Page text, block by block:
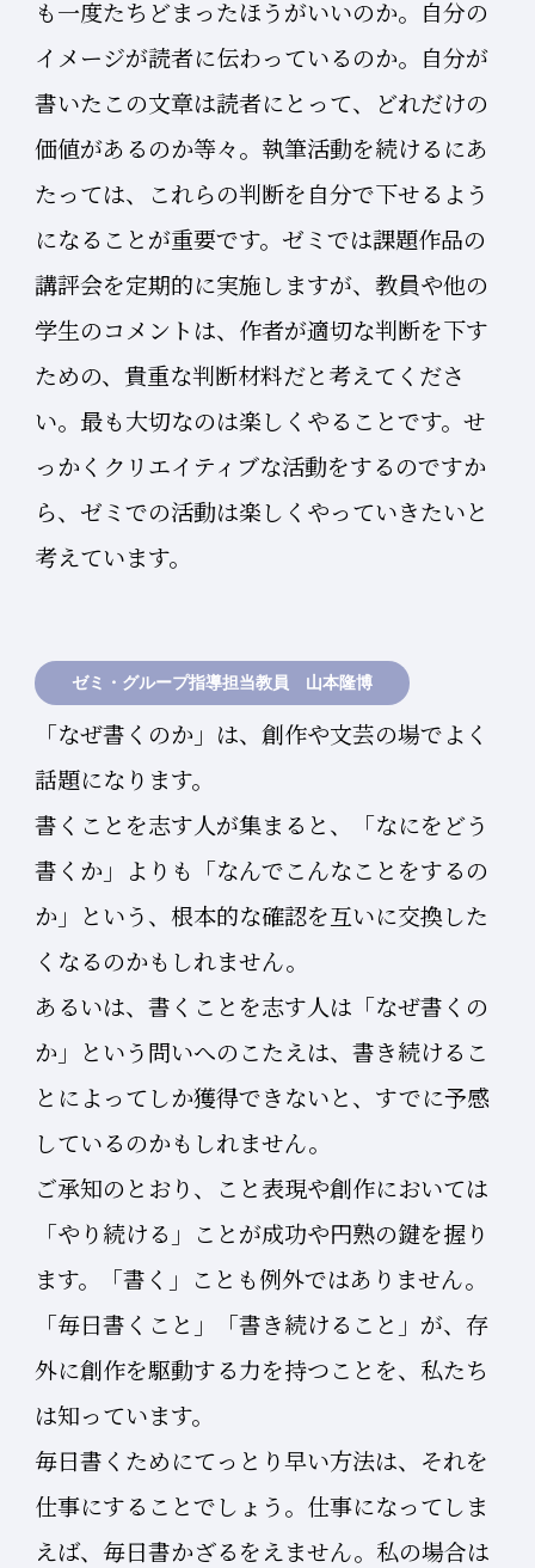
も一度たちどまったほうがいいのか。自分の
イメージが読者に伝わっているのか。自分が
書いたこの文章は読者にとって、どれだけの
価値があるのか等々。執筆活動を続けるにあ
たっては、これらの判断を自分で下せるよう
になることが重要です。ゼミでは課題作品の
講評会を定期的に実施しますが、教員や他の
学生のコメントは、作者が適切な判断を下す
ための、貴重な判断材料だと考えてくださ
い。最も大切なのは楽しくやることです。せ
っかくクリエイティブな活動をするのですか
ら、ゼミでの活動は楽しくやっていきたいと
考えています。
ゼミ・グループ指導担当教員 山本隆博
「なぜ書くのか」は、創作や文芸の場でよく
話題になります。
書くことを志す人が集まると、「なにをどう
書くか」よりも「なんでこんなことをするの
か」という、根本的な確認を互いに交換した
くなるのかもしれません。
あるいは、書くことを志す人は「なぜ書くの
か」という問いへのこたえは、書き続けるこ
とによってしか獲得できないと、すでに予感
しているのかもしれません。
ご承知のとおり、こと表現や創作においては
「やり続ける」ことが成功や円熟の鍵を握り
ます。「書く」ことも例外ではありません。
「毎日書くこと」「書き続けること」が、存
外に創作を駆動する力を持つことを、私たち
は知っています。
毎日書くためにてっとり早い方法は、それを
仕事にすることでしょう。仕事になってしま
えば、毎日書かざるをえません。私の場合は